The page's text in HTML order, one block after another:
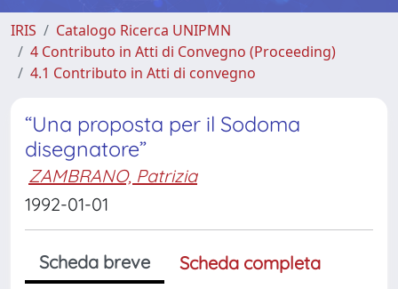
IRIS
Catalogo Ricerca UNIPMN
4 Contributo in Atti di Convegno (Proceeding)
4.1 Contributo in Atti di convegno
“Una proposta per il Sodoma
disegnatore”
ZAMBRANO, Patrizia
1992-01-01
Scheda breve
Scheda completa